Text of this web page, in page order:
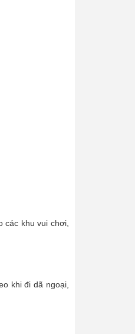
khu vui chơi,
khi đi dã ngoại,